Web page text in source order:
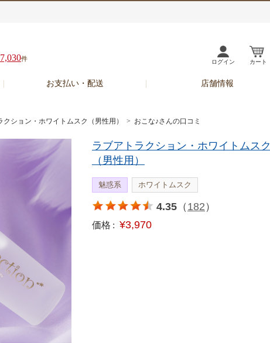
件 ログイン カート
お支払い・配送 店舗情報
クション・ホワイトムスク（男性用） > おこな♪さんの口コミ
ラブアトラクション・ホワイトムスク
（男性用）
魅惑系 ホワイトムスク
4.35 （ 182 ）
価格 : ¥3,970